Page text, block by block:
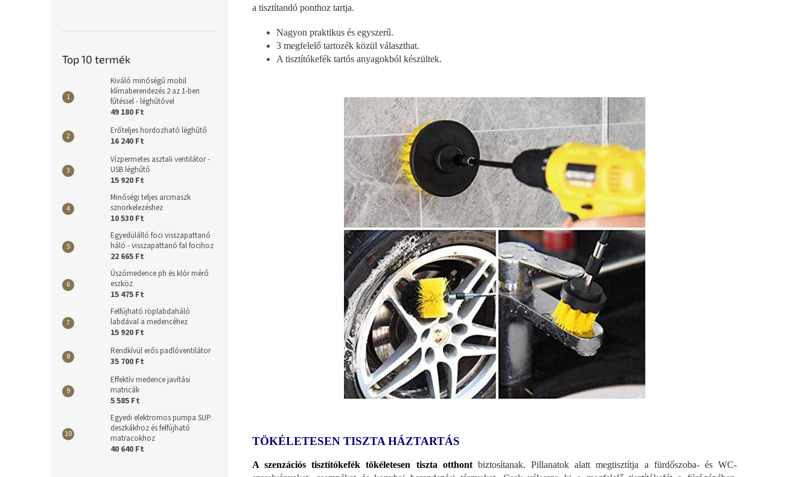
Top 10 termék
Kiváló minőségű mobil
klímaberendezés 2 az 1-ben
fűtéssel - léghűtővel
49 180 Ft
Erőteljes hordozható léghűtő
16 240 Ft
Vízpermetes asztali ventilátor -
USB léghűtő
15 920 Ft
Minőségi teljes arcmaszk
sznorkelezéshez
10 530 Ft
Egyedülálló foci visszapattanó
háló - visszapattanó fal focihoz
22 665 Ft
Úszómedence ph és klór mérő
eszköz
15 475 Ft
Felfújható röplabdaháló
labdával a medencéhez
15 920 Ft
Rendkívül erős padlóventilátor
35 700 Ft
Effektív medence javítási
matricák
5 585 Ft
Egyedi elektromos pumpa SUP
deszkákhoz és felfújható
matracokhoz
40 640 Ft
a tisztítandó ponthoz tartja.
Nagyon praktikus és egyszerű.
3 megfelelő tartozék közül választhat.
A tisztítókefék tartós anyagokból készültek.
TÖKÉLETESEN TISZTA HÁZTARTÁS
A szenzációs tisztítókefék tökéletesen tiszta otthontbiztosítanak. Pillanatok alatt megtisztítja a fürdőszoba- és WC-